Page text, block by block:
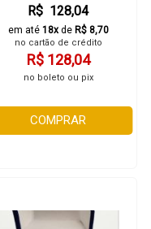
R$ 128,04
em até 18xde R$ 8,70
no cartão de crédito
R$ 128,04
no boleto ou pix
COMPRAR